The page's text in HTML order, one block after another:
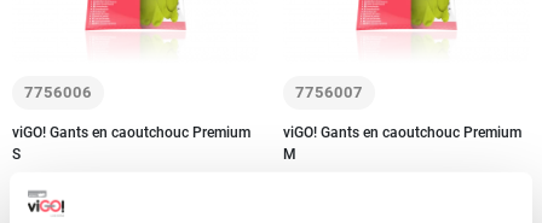
7756006
viGO! Gants en caoutchouc Premium
S
6,49 zł
7756007
viGO! Gants en caoutchouc Premium
M